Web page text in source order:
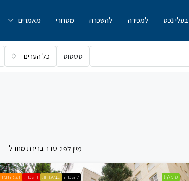
בעלי נכס למכירה להשכרה מסחרי מאמרים
סטטוס כל הערים
מיין לפי: סדר ברירת מחדל
מומלץ ! להשכרה בבלעדיות הושכר ! הצעה חמה